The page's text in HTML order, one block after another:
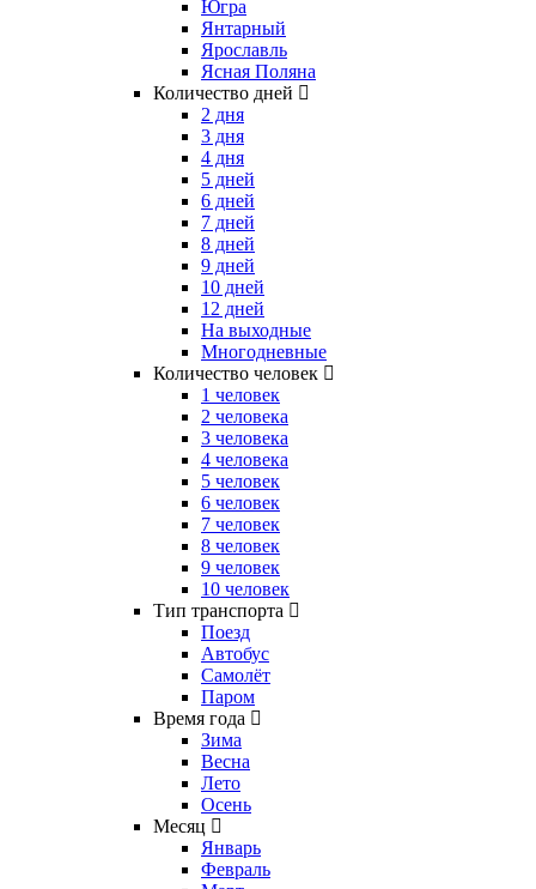
Югра
Янтарный
Ярославль
Ясная Поляна
Количество дней
2 дня
3 дня
4 дня
5 дней
6 дней
7 дней
8 дней
9 дней
10 дней
12 дней
На выходные
Многодневные
Количество человек
1 человек
2 человека
3 человека
4 человека
5 человек
6 человек
7 человек
8 человек
9 человек
10 человек
Тип транспорта
Поезд
Автобус
Самолёт
Паром
Время года
Зима
Весна
Лето
Осень
Месяц
Январь
Февраль